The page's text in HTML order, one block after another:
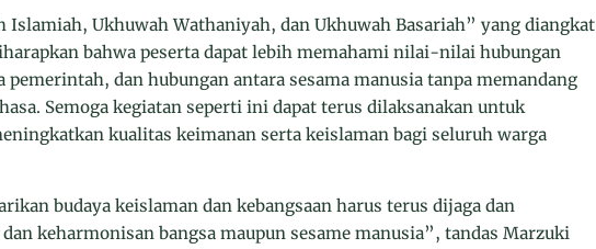
Islamiah, Ukhuwah Wathaniyah, dan Ukhuwah Basariah” yang diangkat
bahwa peserta dapat lebih memahami nilai-nilai hubungan
pemerintah, dan hubungan antara sesama manusia tanpa memandang
Semoga kegiatan seperti ini dapat terus dilaksanakan untuk
kualitas keimanan serta keislaman bagi seluruh warga
budaya keislaman dan kebangsaan harus terus dijaga dan
keharmonisan bangsa maupun sesame manusia”, tandas Marzuki